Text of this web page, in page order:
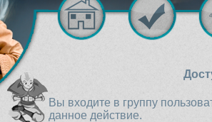
Вы входите в группу
данное действие.